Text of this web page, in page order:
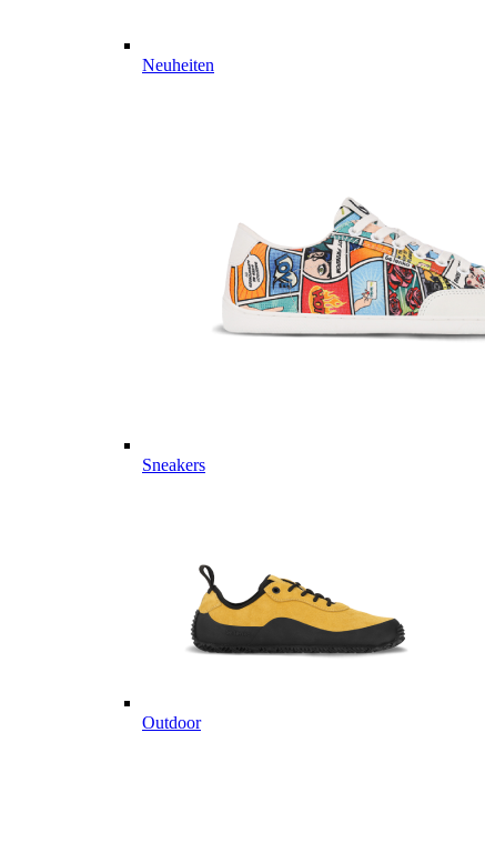
Neuheiten
Sneakers
Outdoor